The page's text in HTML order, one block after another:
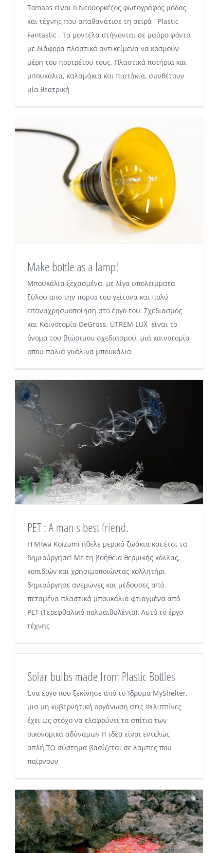
Tomaas είναι ο Νεοϋορκέζος φωτογράφος μόδας
και τέχνης που απαθανάτισε τη σειρά Plastic
Fantastic . Τα μοντέλα στήνονται σε μαύρο φόντο
με διάφορα πλαστικά αντικείμενα να κοσμούν
μέρη του πορτρέτου τους. Πλαστικά ποτήρια και
μπουκάλια, καλαμάκια και πιατάκια, συνθέτουν
μία θεατρική
Make bottle as a lamp!
Μπουκάλια ξεχασμένα, με λίγα υπολειμματα
ξύλου απο την πόρτα του γείτονα και πολύ
επαναχρησμοποίηση στο έργο του: Σχεδιασμός
και Καινοτομία DeGross. UTREM LUX είναι το
όνομα του βιώσιμου σχεδιασμού, μιά καινοτομία
οπου παλιά γυάλινα μπουκάλια
PET : A man s best friend.
Η Miwa Koizumi ήθελε μερικά ζωάκια και έτσι τα
δημιούργησε! Με τη βοήθεια θερμικής κόλλας,
κοπιδιών και χρησιμοποιώντας κολλητήρι
δημιούργησε ανεμώνες και μέδουσες από
πεταμένα πλαστικά μπουκάλια φτιαγμένα από
PET (Τερεφθαλικό πολυαιθυλένιο). Αυτό το έργο
τέχνης
Solar bulbs made from Plastic Bottles
Ένα έργο που ξεκίνησε από το Ίδρυμα MyShelter,
μια μη κυβερνητική οργάνωση στις Φιλιππίνες
έχει ως στόχο να ελαφρύνει τα σπίτια των
οικονομικά αδύναμων Η ιδέα είναι εντελώς
απλή.ΤΟ σύστημα βασίζεται σε λαμπες που
παίρνουν